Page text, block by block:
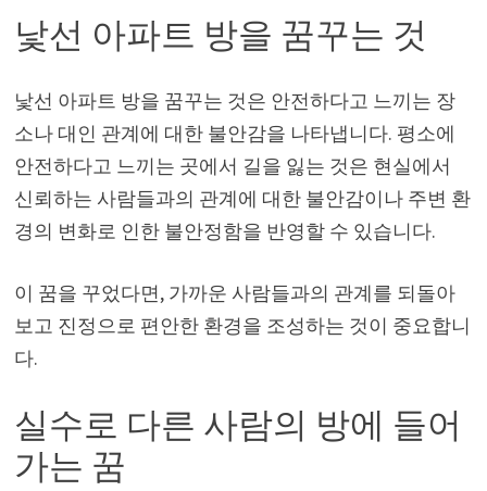
낯선 아파트 방을 꿈꾸는 것
낯선 아파트 방을 꿈꾸는 것은 안전하다고 느끼는 장
소나 대인 관계에 대한 불안감을 나타냅니다. 평소에
안전하다고 느끼는 곳에서 길을 잃는 것은 현실에서
신뢰하는 사람들과의 관계에 대한 불안감이나 주변 환
경의 변화로 인한 불안정함을 반영할 수 있습니다.
이 꿈을 꾸었다면, 가까운 사람들과의 관계를 되돌아
보고 진정으로 편안한 환경을 조성하는 것이 중요합니
다.
실수로 다른 사람의 방에 들어
가는 꿈